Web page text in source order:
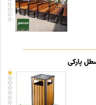
پارکی